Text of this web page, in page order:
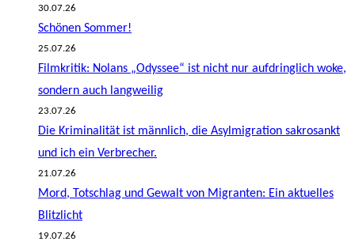
30.07.26
Schönen Sommer!
25.07.26
Filmkritik: Nolans „Odyssee“ ist nicht nur aufdringlich woke,
sondern auch langweilig
23.07.26
Die Kriminalität ist männlich, die Asylmigration sakrosankt
und ich ein Verbrecher.
21.07.26
Mord, Totschlag und Gewalt von Migranten: Ein aktuelles
Blitzlicht
19.07.26